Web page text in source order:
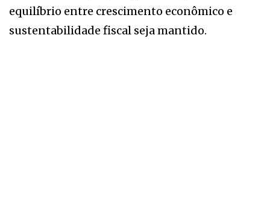
equilíbrio entre crescimento econômico e
sustentabilidade fiscal seja mantido.